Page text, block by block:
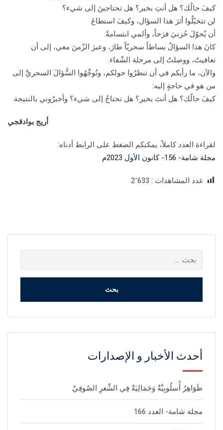
كيفَ حالُك؟ هل أنتِ بخير؟ هل تحتاجينَ إلى شيء؟
لن تتخيّلُوا أثرَ هذا السؤال، وكيفَ استطاعَ
أن يُحوّلَ حُزنيَ فرَحاً، وألمي ابتسامةً.
كانَ هذا السؤالُ بساطاً سحريّاً طارَ، وعبرَ الزّمنَ معي، إلى أن
تعافيتُ، ووصلتُ إلى مرحلة الشّفاء.
والآن، ما رأيكم في أن تنظرُوا حولكم، وتُوجِّهُوا السُّؤالَ السحريَّ إلى
من هو في حاجةٍ إليه:
كيفَ حالُك؟ هل أنتَ بخير؟ هل تحتاجُ إلى شيء؟ وأخبرُوني بالنتيجة.
أريج بوادقجي
لقراءة العدد كاملاً، يمكنكم الضغط على الرابط أدناه:
مجلة شامة- 156- كانون الأول 2023م
عدد المشاهدات : 2٬633
عن:
أحدث الأخبار و الإصدارات
ظَوَاهِرٌ أُسلُوبِيَّةٌ وَجَمَالِيَةٌ فِي الشِّعرِ الصُوفِيْ
مجلة شامة- العدد 166